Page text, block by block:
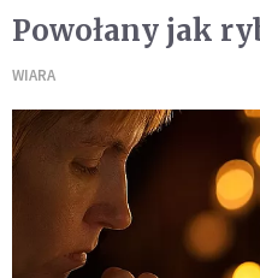
Powołany jak
WIARA